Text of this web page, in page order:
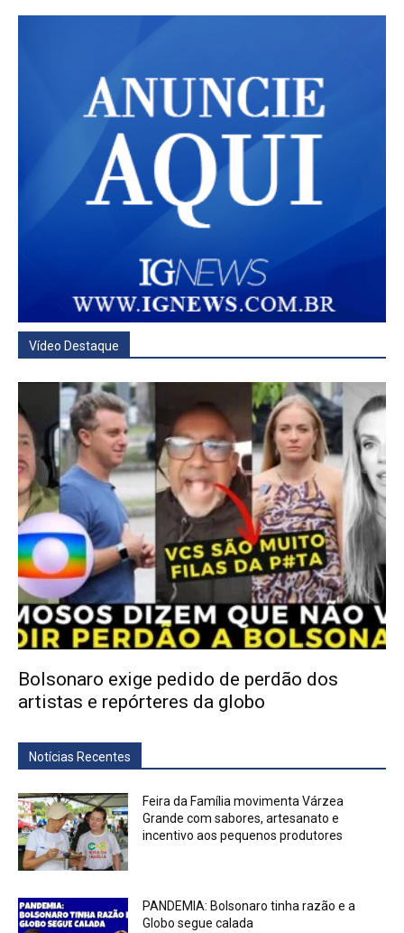
Vídeo Destaque
Bolsonaro exige pedido de perdão dos
artistas e repórteres da globo
Notícias Recentes
Feira da Família movimenta Várzea
Grande com sabores, artesanato e
incentivo aos pequenos produtores
PANDEMIA: Bolsonaro tinha razão e a
Globo segue calada